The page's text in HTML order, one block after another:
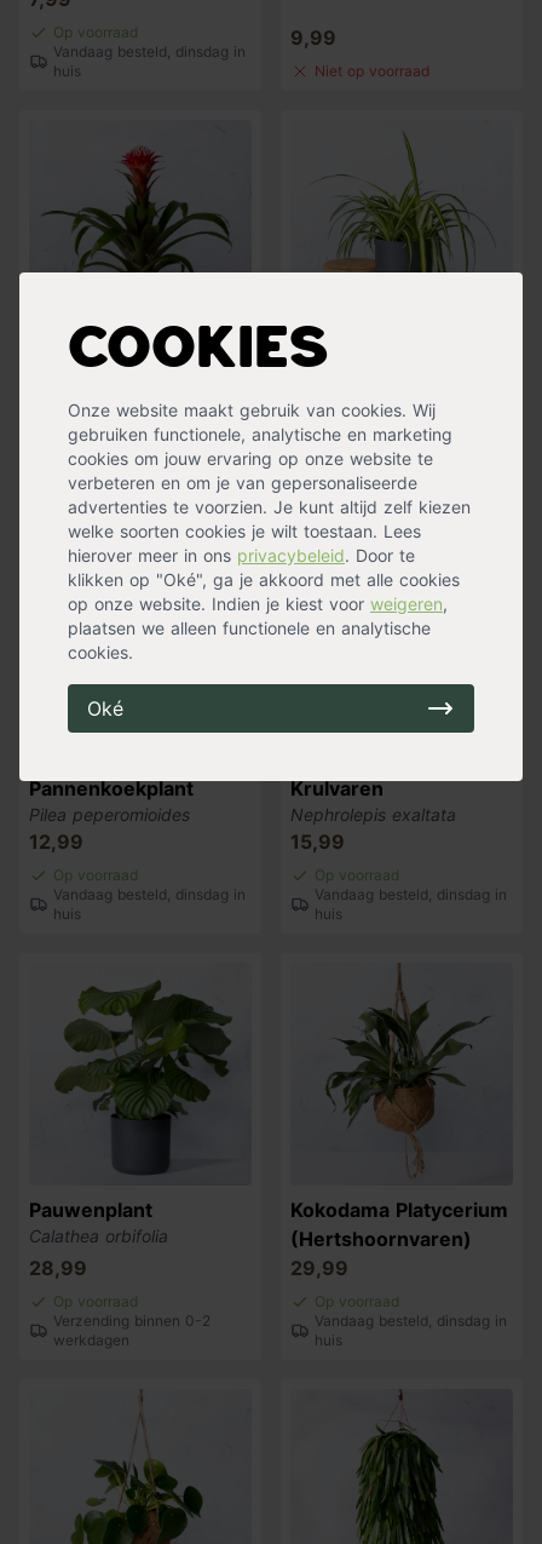
Cookies
Onze website maakt gebruik van cookies. Wij
gebruiken functionele, analytische en marketing
cookies om jouw ervaring op onze website te
verbeteren en om je van gepersonaliseerde
advertenties te voorzien. Je kunt altijd zelf kiezen
welke soorten cookies je wilt toestaan. Lees
hierover meer in ons privacybeleid. Door te
klikken op "Oké", ga je akkoord met alle cookies
op onze website. Indien je kiest voor weigeren,
plaatsen we alleen functionele en analytische
cookies.
Oké
Op voorraad
Vandaag besteld, dinsdag in
huis
9,99
Niet op voorraad
Sierananas
17,99
Op voorraad
Vandaag besteld, dinsdag in
huis
Graslelie
15,99
Op voorraad
Vandaag besteld, dinsdag in
huis
Pannenkoekplant
Pilea peperomioides
12,99
Op voorraad
Vandaag besteld, dinsdag in
huis
Krulvaren
Nephrolepis exaltata
15,99
Op voorraad
Vandaag besteld, dinsdag in
huis
Pauwenplant
Calathea orbifolia
28,99
Op voorraad
Verzending binnen 0-2
werkdagen
Kokodama Platycerium
(Hertshoornvaren)
29,99
Op voorraad
Vandaag besteld, dinsdag in
huis